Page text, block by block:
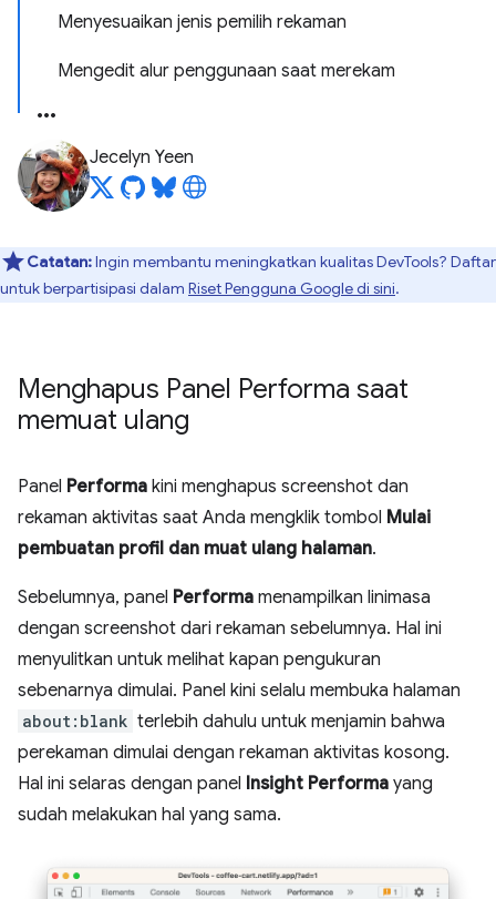
Menyesuaikan jenis pemilih rekaman
Mengedit alur penggunaan saat merekam
Jecelyn Yeen
Catatan:Ingin membantu meningkatkan kualitas DevTools? Daftar
untuk berpartisipasi dalam Riset Pengguna Google di sini.
Menghapus Panel Performa saat
memuat ulang
Panel Performa kini menghapus screenshot dan
rekaman aktivitas saat Anda mengklik tombol Mulai
pembuatan profil dan muat ulang halaman.
Sebelumnya, panel Performa menampilkan linimasa
dengan screenshot dari rekaman sebelumnya. Hal ini
menyulitkan untuk melihat kapan pengukuran
sebenarnya dimulai. Panel kini selalu membuka halaman
about:blank terlebih dahulu untuk menjamin bahwa
perekaman dimulai dengan rekaman aktivitas kosong.
Hal ini selaras dengan panel Insight Performa yang
sudah melakukan hal yang sama.